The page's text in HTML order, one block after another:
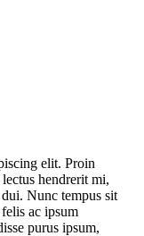
elit. Proin
hendrerit mi,
Nunc tempus sit
ac ipsum
purus ipsum,